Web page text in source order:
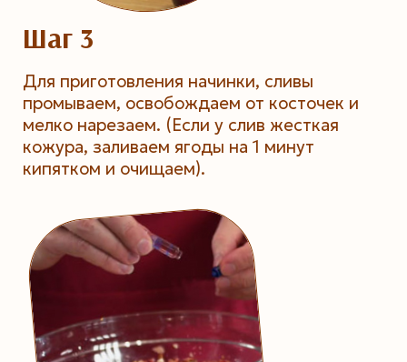
Шаг 3
Для приготовления начинки, сливы
промываем, освобождаем от косточек и
мелко нарезаем. (Если у слив жесткая
кожура, заливаем ягоды на 1 минут
кипятком и очищаем).